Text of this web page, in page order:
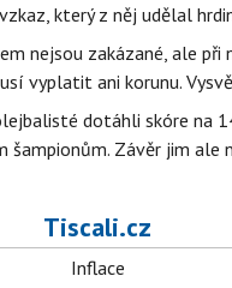
který z něj udělal
nejsou zakázané, ale při
vyplatit ani korunu.
dotáhli skóre na
šampionům. Závěr jim ale
Tiscali.cz
Inflace